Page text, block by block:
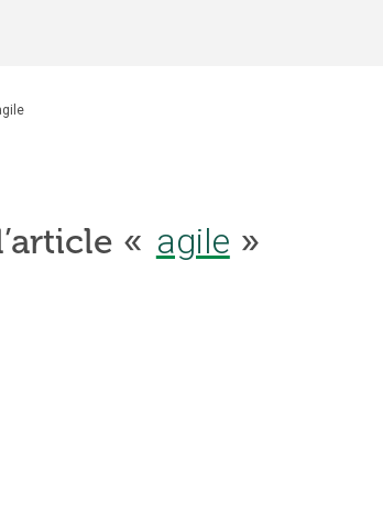
« agile »